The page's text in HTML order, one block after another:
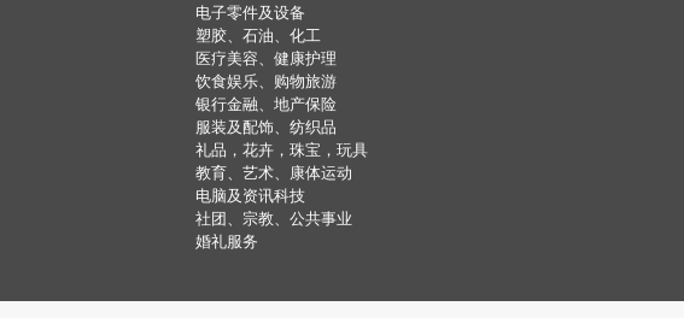
电子零件及设备
塑胶、石油、化工
医疗美容、健康护理
饮食娱乐、购物旅游
银行金融、地产保险
服装及配饰、纺织品
礼品，花卉，珠宝，玩具
教育、艺术、康体运动
电脑及资讯科技
社团、宗教、公共事业
婚礼服务